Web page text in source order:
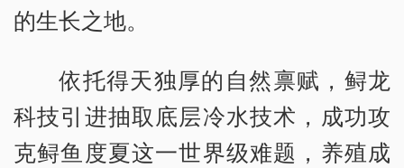
的生长之地。
依托得天独厚的自然禀赋，鲟龙
科技引进抽取底层冷水技术，成功攻
克鲟鱼度夏这一世界级难题，养殖成